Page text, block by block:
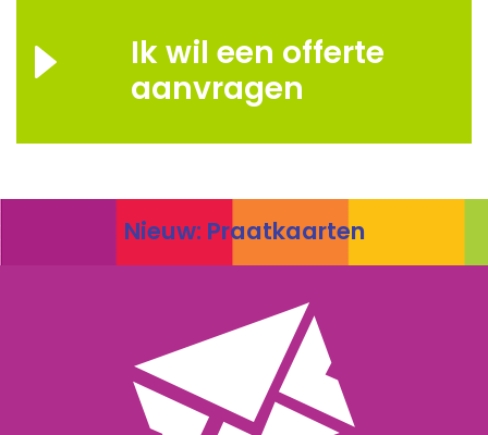
Ik wil een offerte
aanvragen
Nieuw: Praatkaarten